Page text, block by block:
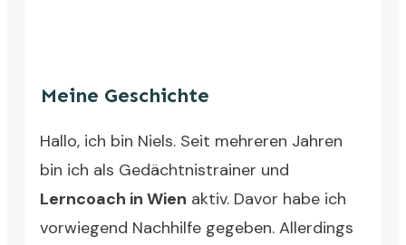
Meine Geschichte
Hallo, ich bin Niels. Seit mehreren Jahren
bin ich als Gedächtnistrainer und
Lerncoach in Wien aktiv. Davor habe ich
vorwiegend Nachhilfe gegeben. Allerdings